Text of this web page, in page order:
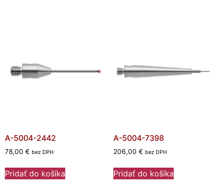
A-5004-2442
78,00 € bez DPH
Pridať do košíka
A-5004-7398
206,00 € bez DPH
Pridať do košíka